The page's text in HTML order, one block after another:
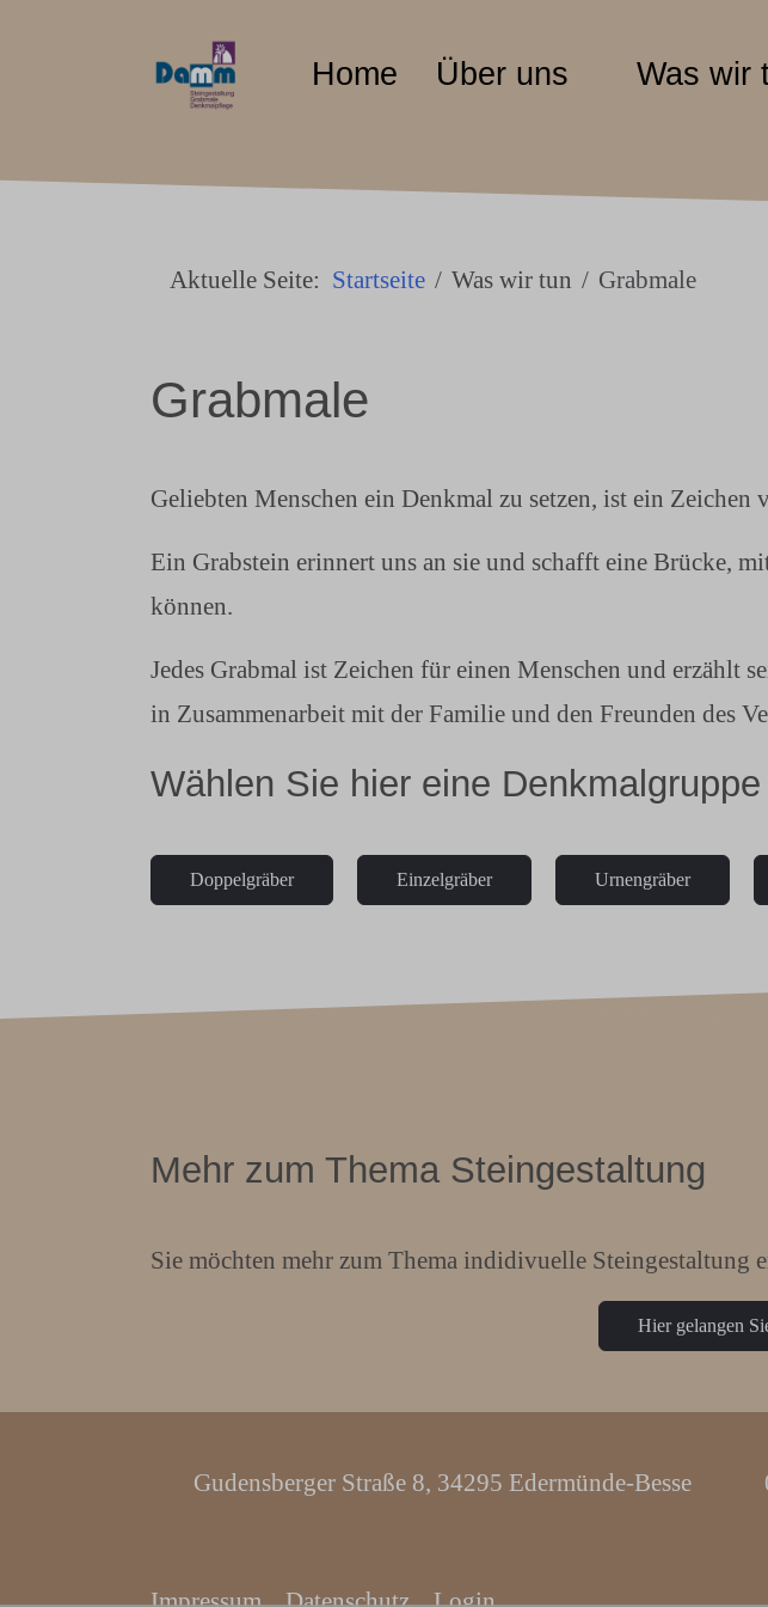
Home Über uns Was wir
Aktuelle Seite: Startseite Was wir tun Grabmale
Grabmale
Geliebten Menschen ein Denkmal zu setzen, ist ein
Ein Grabstein erinnert uns an sie und schafft eine Brücke,
können.
Jedes Grabmal ist Zeichen für einen Menschen und erzählt
in Zusammenarbeit mit der Familie und den Freunden des
Wählen Sie hier eine
Doppelgräber Einzelgräber Urnengräber
Mehr zum Thema Steingestaltung
Sie möchten mehr zum Thema indidivuelle Steingestaltung
Hier gelangen
Gudensberger Straße 8, 34295 Edermünde-Besse
Impressum Datenschutz Login